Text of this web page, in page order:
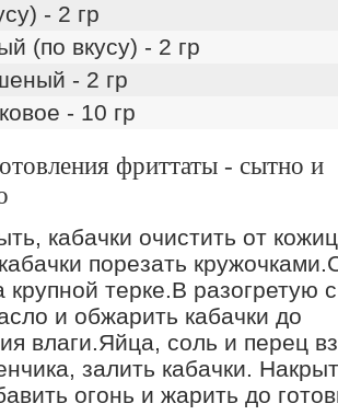
- 2 гр
(по вкусу) - 2 гр
- 2 гр
- 10 гр
фриттаты - сытно и
кабачки очистить от
порезать
крупной терке.В разогретую
и обжарить кабачки до
влаги.Яйца, соль и перец
залить кабачки.
огонь и жарить до